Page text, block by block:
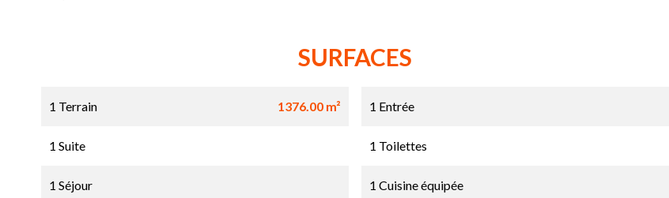
SURFACES
1 Terrain 1376.00 m² 1 Entrée
1 Suite 1 Toilettes
1 Séjour 1 Cuisine équipée